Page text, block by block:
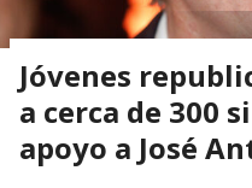
Jóvenes
a cerca de 300
apoyo a José